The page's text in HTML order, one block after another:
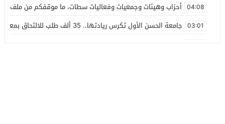
04:08 أحزاب وهيئات وجمعيات وفعاليات سطات، ما موقفكم من ملف
03:01 جامعة الحسن الأول تكرس ريادتها.. 35 ألف طلب للالتحاق بمعهد الرقمنة والذكاء الاصطناعي